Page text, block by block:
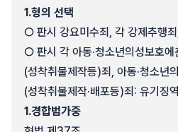
1.형의 선택
○ 판시 강요미수죄, 각 강제추행
○ 판시 각 아동·청소년의성보호에
(성착취물제작등)죄, 아동·청소년
(성착취물제작·배포등)죄: 유기징
1.경합범가중